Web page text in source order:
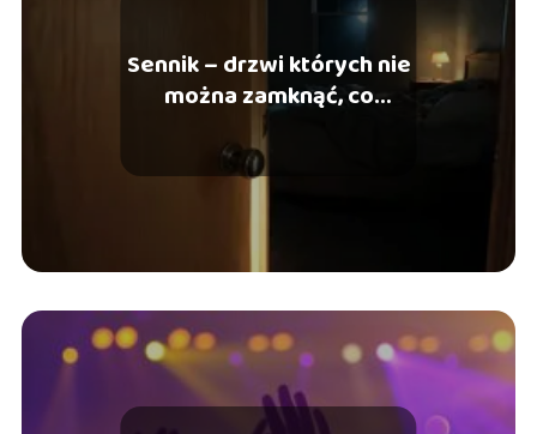
Sennik – drzwi których nie
można zamknąć, co
oznaczają?